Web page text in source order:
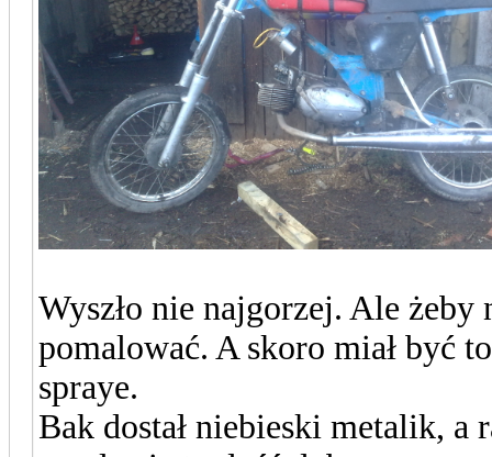
Wyszło nie najgorzej. Ale żeby
pomalować. A skoro miał być
spraye.
Bak dostał niebieski metalik, a